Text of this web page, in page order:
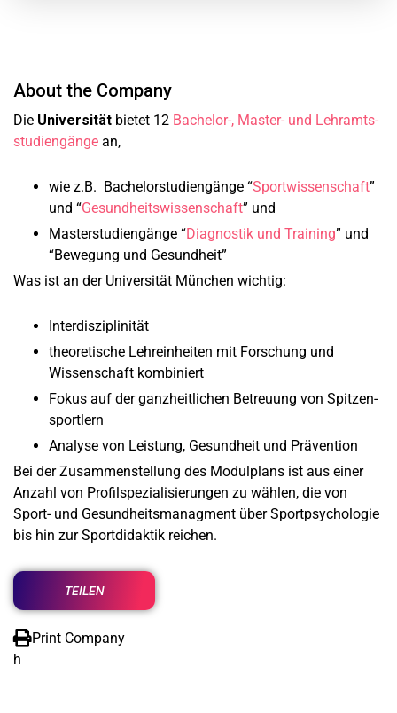
About the Company
Die Universität bietet 12 Bachelor-, Master- und Lehramts­
studiengänge an,
wie z.B. Bachelorstudiengänge “Sport­wissenschaft”
und “Gesundheits­wissenschaft” und
Master­studiengänge “Diagnostik und Training” und
“Bewegung und Gesundheit”
Was ist an der Universität München wichtig:
Interdisziplinität
theoretische Lehreinheiten mit Forschung und
Wissenschaft kombiniert
Fokus auf der ganz­heitlichen Betreuung von Spitzen­
sportlern
Analyse von Leistung, Gesundheit und Prävention
Bei der Zusammenstellung des Modulplans ist aus einer
Anzahl von Profilspezialisierungen zu wählen, die von
Sport- und Gesundheitsmanagment über Sportpsychologie
bis hin zur Sportdidaktik reichen.
TEILEN
Print Company
h